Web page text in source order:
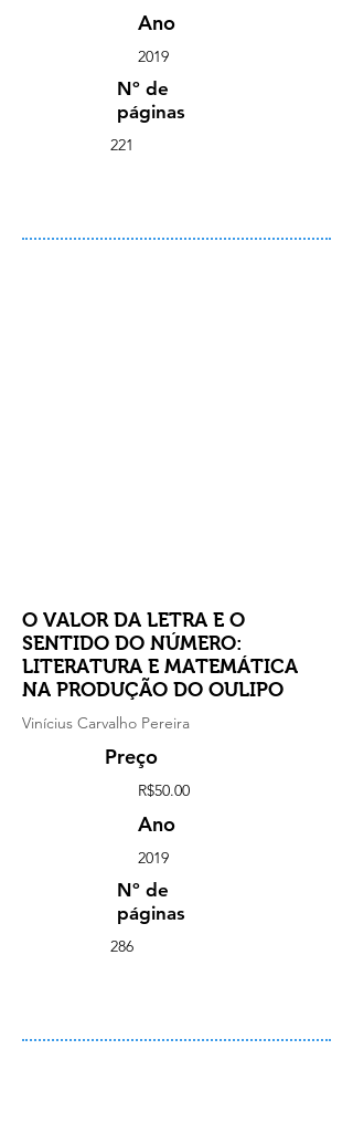
Ano
2019
Nº de
páginas
221
O VALOR DA LETRA E O
SENTIDO DO NÚMERO:
LITERATURA E MATEMÁTICA
NA PRODUÇÃO DO OULIPO
Vinícius Carvalho Pereira
Preço
R$50.00
Ano
2019
Nº de
páginas
286